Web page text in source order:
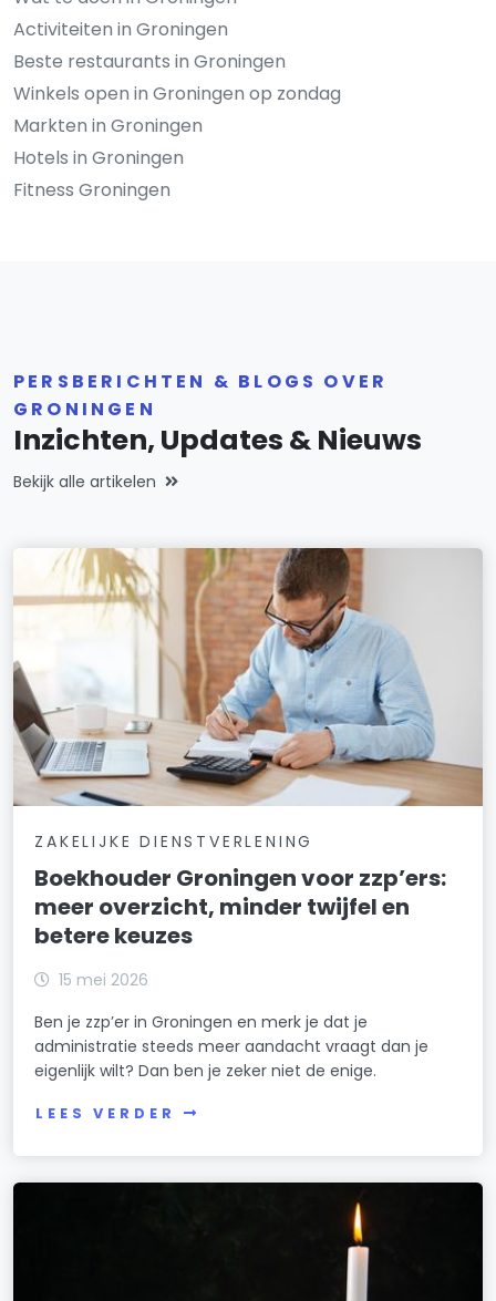
Activiteiten in Groningen
Beste restaurants in Groningen
Winkels open in Groningen op zondag
Markten in Groningen
Hotels in Groningen
Fitness Groningen
PERSBERICHTEN & BLOGS OVER
GRONINGEN
Inzichten, Updates & Nieuws
Bekijk alle artikelen
ZAKELIJKE DIENSTVERLENING
Boekhouder Groningen voor zzp’ers:
meer overzicht, minder twijfel en
betere keuzes
15 mei 2026
Ben je zzp’er in Groningen en merk je dat je
administratie steeds meer aandacht vraagt dan je
eigenlijk wilt? Dan ben je zeker niet de enige.
LEES VERDER